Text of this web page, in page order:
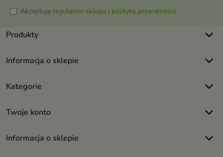
Akceptuję regulamin sklepu i politykę prywatności.
Produkty keyboard_arrow_down
Informacja o sklepie keyboard_arrow_down
Kategorie keyboard_arrow_down
Twoje konto keyboard_arrow_down
Informacja o sklepie keyboard_arrow_down